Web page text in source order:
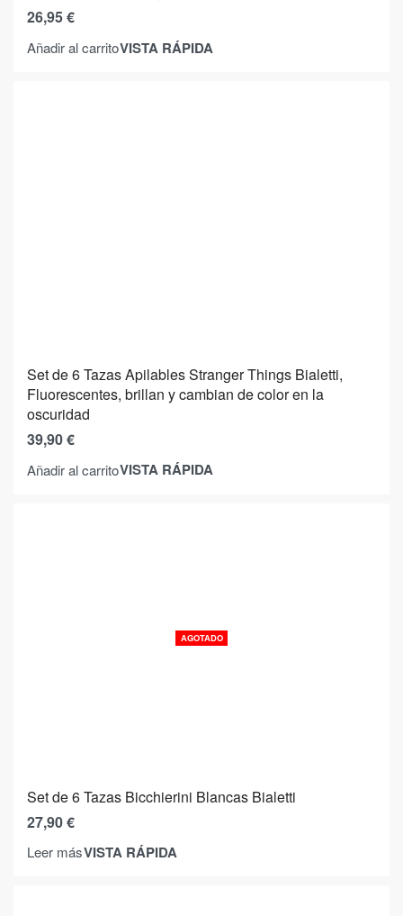
26,95€
Añadir al carritoVISTA RÁPIDA
Set de 6 Tazas Apilables Stranger Things Bialetti,
Fluorescentes, brillan y cambian de color en la
oscuridad
39,90€
Añadir al carritoVISTA RÁPIDA
AGOTADO
Set de 6 Tazas Bicchierini Blancas Bialetti
27,90€
Leer másVISTA RÁPIDA